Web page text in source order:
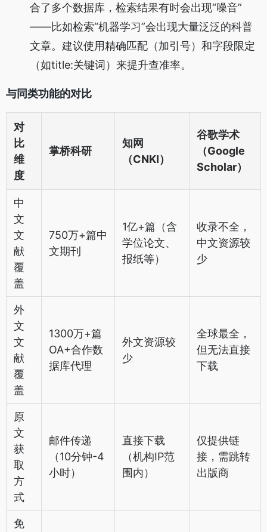
合了多个数据库，检索结果有时会出现“噪音”
——比如检索“机器学习”会出现大量泛泛的科普
文章。建议使用精确匹配（加引号）和字段限定
（如title:关键词）来提升查准率。
与同类功能的对比
对
比
维
度
掌桥科研
知网
（CNKI）
谷歌学术
（Google
Scholar）
中
文
文
献
覆
盖
750万+篇中
文期刊
1亿+篇（含
学位论文、
报纸等）
收录不全，
中文资源较
少
外
文
文
献
覆
盖
1300万+篇
OA+合作数
据库代理
外文资源较
少
全球最全，
但无法直接
下载
原
文
获
取
方
式
邮件传递
（10分钟-4
小时）
直接下载
（机构IP范
围内）
仅提供链
接，需跳转
出版商
免